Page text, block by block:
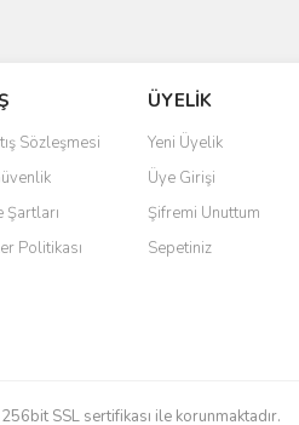
Sözleşmesi
Şartları
Politikası
ÜYELİK
Yeni Üyelik
Üye Girişi
Şifremi Unuttum
Sepetiniz
SSL sertifikası ile korunmaktadır.